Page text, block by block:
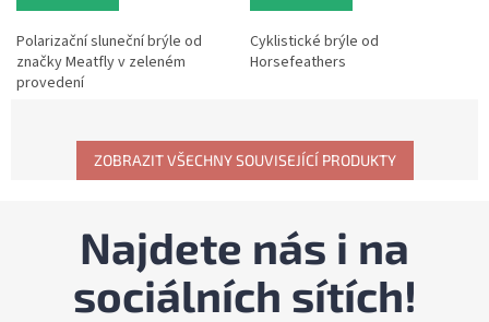
Polarizační sluneční brýle od
značky Meatfly v zeleném
provedení
Cyklistické brýle od
Horsefeathers
ZOBRAZIT VŠECHNY SOUVISEJÍCÍ PRODUKTY
Najdete nás i na
sociálních sítích!